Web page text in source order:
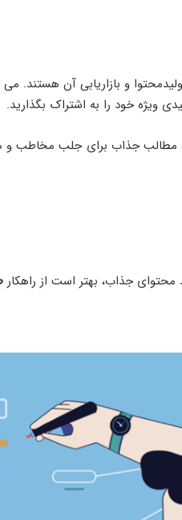
و بازاریابی آن هستند. می
ویژه خود را به اشتراک بگذارید.
جذاب برای جلب مخاطب و
جذاب، بهتر است از راهکار